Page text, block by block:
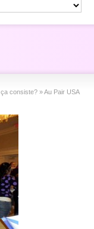
ça consiste? »Au Pair USA